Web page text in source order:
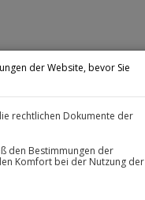
der Website, bevor Sie
rechtlichen Dokumente der
den Bestimmungen der
Komfort bei der Nutzung der